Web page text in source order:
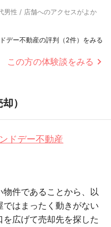
性 / 店舗へのアクセスがよか
デー不動産の評判（2件）をみる
この方の体験談をみる
）
ドデー不動産
件であることから、以
はまったく動きがない
広げて売却先を探した